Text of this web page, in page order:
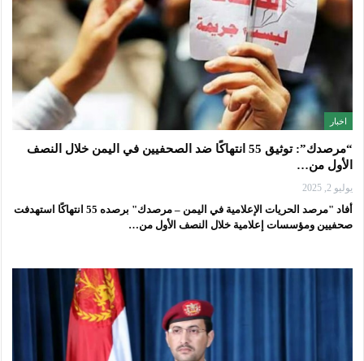
اخبار
“مرصدك”: توثيق 55 انتهاكًا ضد الصحفيين في اليمن خلال النصف
الأول من…
يوليو 2, 2025
أفاد "مرصد الحريات الإعلامية في اليمن – مرصدك" برصده 55 انتهاكًا استهدفت
صحفيين ومؤسسات إعلامية خلال النصف الأول من…